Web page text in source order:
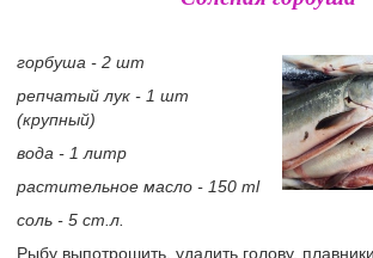
горбуша - 2 шт
репчатый лук - 1 шт
(крупный)
вода - 1 литр
растительное масло - 150 ml
соль - 5 ст.л.
Рыбу выпотрошить, удалить голову,